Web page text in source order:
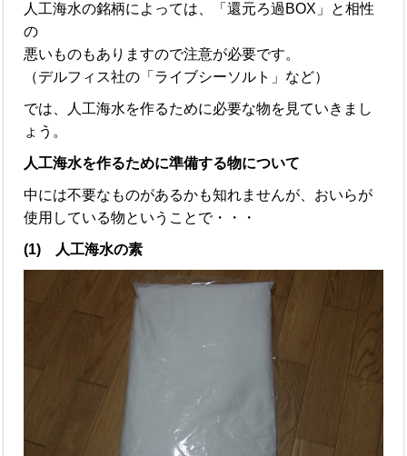
人工海水の銘柄によっては、「還元ろ過BOX」と相性
の
悪いものもありますので注意が必要です。
（デルフィス社の「ライブシーソルト」など）
では、人工海水を作るために必要な物を見ていきまし
ょう。
人工海水を作るために準備する物について
中には不要なものがあるかも知れませんが、おいらが
使用している物ということで・・・
(1) 人工海水の素